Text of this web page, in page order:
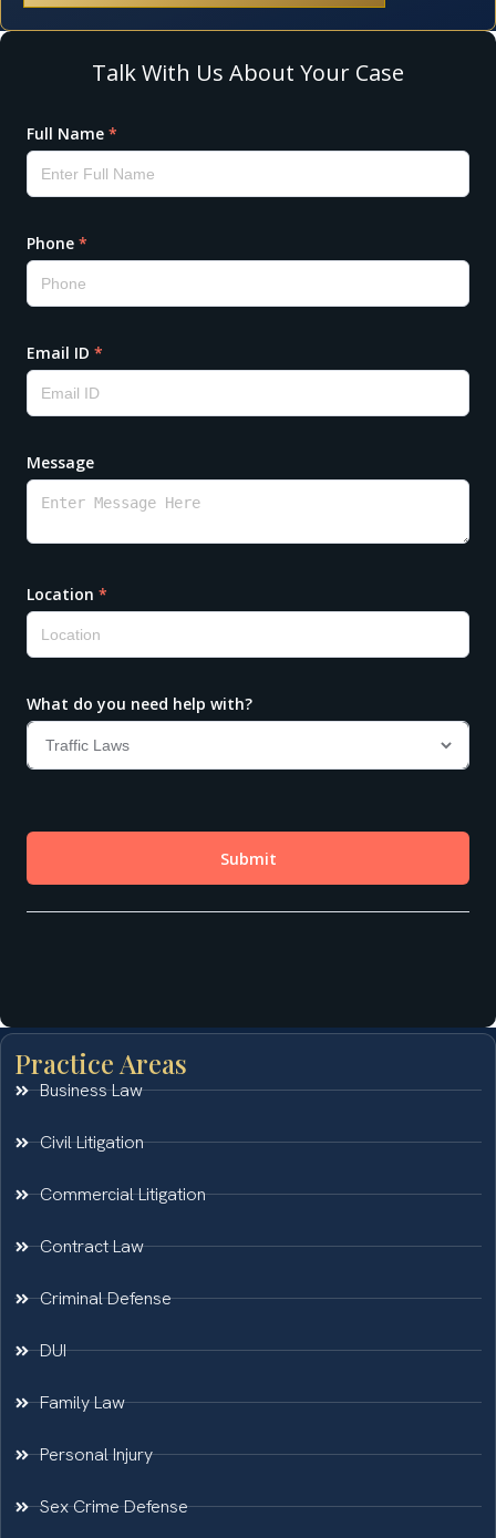
Practice Areas
Business Law
Civil Litigation
Commercial Litigation
Contract Law
Criminal Defense
DUI
Family Law
Personal Injury
Sex Crime Defense